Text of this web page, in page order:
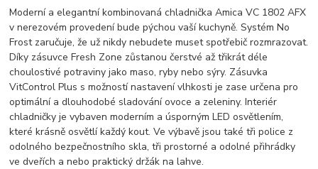
Moderní a elegantní kombinovaná chladnička Amica VC 1802 AFX
v nerezovém provedení bude pýchou vaší kuchyně. Systém No
Frost zaručuje, že už nikdy nebudete muset spotřebič rozmrazovat.
Díky zásuvce Fresh Zone zůstanou čerstvé až třikrát déle
choulostivé potraviny jako maso, ryby nebo sýry. Zásuvka
VitControl Plus s možností nastavení vlhkosti je zase určena pro
optimální a dlouhodobé sladování ovoce a zeleniny. Interiér
chladničky je vybaven moderním a úsporným LED osvětlením,
které krásně osvětlí každý kout. Ve výbavě jsou také tři police z
odolného bezpečnostního skla, tři prostorné a odolné přihrádky
ve dveřích a nebo praktický držák na lahve.